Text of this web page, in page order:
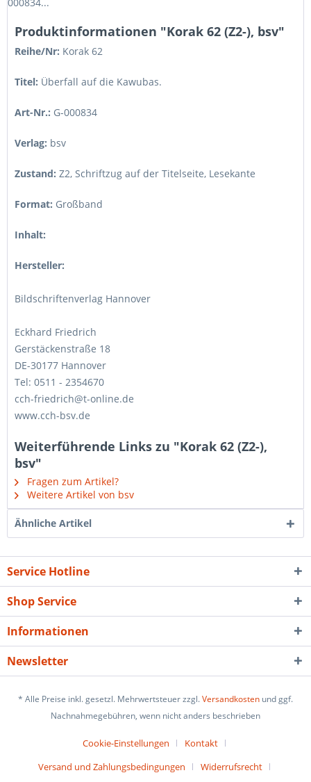
Produktinformationen "Korak 62 (Z2-), bsv"
Reihe/Nr: Korak 62
Titel: Überfall auf die Kawubas.
Art-Nr.: G-000834
Verlag: bsv
Zustand: Z2, Schriftzug auf der Titelseite, Lesekante
Format: Großband
Inhalt:
Hersteller:
Bildschriftenverlag Hannover
Eckhard Friedrich
Gerstäckenstraße 18
DE-30177 Hannover
Tel: 0511 - 2354670
cch-friedrich@t-online.de
www.cch-bsv.de
Weiterführende Links zu "Korak 62 (Z2-),
bsv"
Fragen zum Artikel?
Weitere Artikel von bsv
Ähnliche Artikel
Service Hotline
Shop Service
Informationen
Newsletter
* Alle Preise inkl. gesetzl. Mehrwertsteuer zzgl.Versandkosten und ggf.
Nachnahmegebühren, wenn nicht anders beschrieben
Cookie-Einstellungen
Kontakt
Versand und Zahlungsbedingungen
Widerrufsrecht